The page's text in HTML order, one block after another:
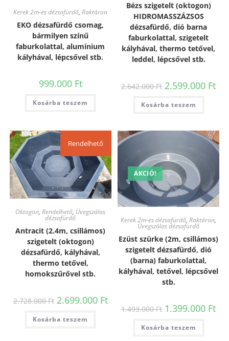
Kerek 2m-es dézsafürdő,Raktáron
EKO dézsafürdő csomag,
bármilyen színű
faburkolattal, alumínium
kályhával, lépcsővel stb.
999.000 Ft
Kosárba teszem
Bézs szigetelt (oktogon)
HIDROMASSZÁZSOS
dézsafürdő, dió barna
faburkolattal, szigetelt
kályhával, thermo tetővel,
leddel, lépcsővel stb.
2.642.000Ft 2.599.000 Ft
Kosárba teszem
Rendelhető
Oktogon,Rendelhető, Üvegszálas
dézsafürdő
Antracit (2.4m, csillámos)
szigetelt (oktogon)
dézsafürdő, kályhával,
thermo tetővel,
homokszűrővel stb.
2.728.000Ft 2.699.000 Ft
Kosárba teszem
AKCIÓ!
Kerek 2m-es dézsafürdő,Raktáron,
Üvegszálas dézsafürdő
Ezüst szürke (2m, csillámos)
szigetelt dézsafürdő, dió
(barna) faburkolattal,
kályhával, tetővel, lépcsővel
stb.
1.493.000Ft 1.399.000 Ft
Kosárba teszem